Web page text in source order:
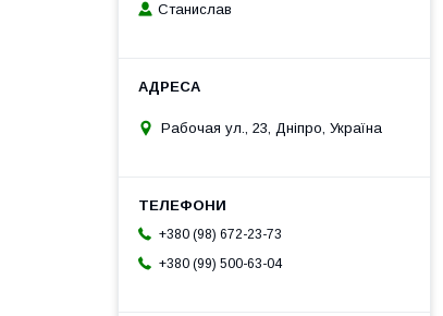
Станислав
Рабочая ул., 23, Дніпро, Україна
+380 (98) 672-23-73
+380 (99) 500-63-04